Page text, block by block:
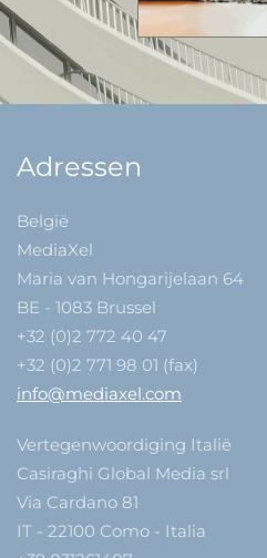
Adressen
België
MediaXel
Maria van Hongarijelaan 64
BE - 1083 Brussel
+32 (0)2 772 40 47
+32 (0)2 771 98 01 (fax)
info@mediaxel.com
Vertegenwoordiging Italië
Casiraghi Global Media srl
Via Cardano 81
IT - 22100 Como - Italia